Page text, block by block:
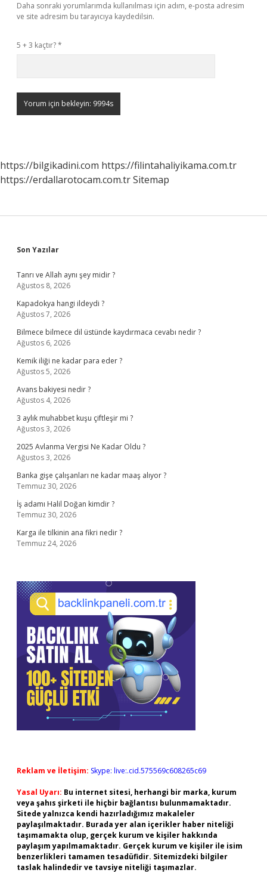
Daha sonraki yorumlarımda kullanılması için adım, e-posta adresim
ve site adresim bu tarayıcıya kaydedilsin.
5 + 3 kaçtır?*
https://bilgikadini.com https://filintahaliyikama.com.tr
https://erdallarotocam.com.trSitemap
Sidebar
Son Yazılar
Tanrı ve Allah aynı şey midir ?
Ağustos 8, 2026
Kapadokya hangi ildeydi ?
Ağustos 7, 2026
Bilmece bilmece dil üstünde kaydırmaca cevabı nedir ?
Ağustos 6, 2026
Kemik iliği ne kadar para eder ?
Ağustos 5, 2026
Avans bakiyesi nedir ?
Ağustos 4, 2026
3 aylık muhabbet kuşu çiftleşir mi ?
Ağustos 3, 2026
2025 Avlanma Vergisi Ne Kadar Oldu ?
Ağustos 3, 2026
Banka gişe çalışanları ne kadar maaş alıyor ?
Temmuz 30, 2026
İş adamı Halil Doğan kimdir ?
Temmuz 30, 2026
Karga ile tilkinin ana fikri nedir ?
Temmuz 24, 2026
Reklam ve İletişim: Skype: live:.cid.575569c608265c69
Yasal Uyarı: Bu internet sitesi, herhangi bir marka, kurum
veya şahıs şirketi ile hiçbir bağlantısı bulunmamaktadır.
Sitede yalnızca kendi hazırladığımız makaleler
paylaşılmaktadır. Burada yer alan içerikler haber niteliği
taşımamakta olup, gerçek kurum ve kişiler hakkında
paylaşım yapılmamaktadır. Gerçek kurum ve kişiler ile isim
benzerlikleri tamamen tesadüfidir. Sitemizdeki bilgiler
taslak halindedir ve tavsiye niteliği taşımazlar.